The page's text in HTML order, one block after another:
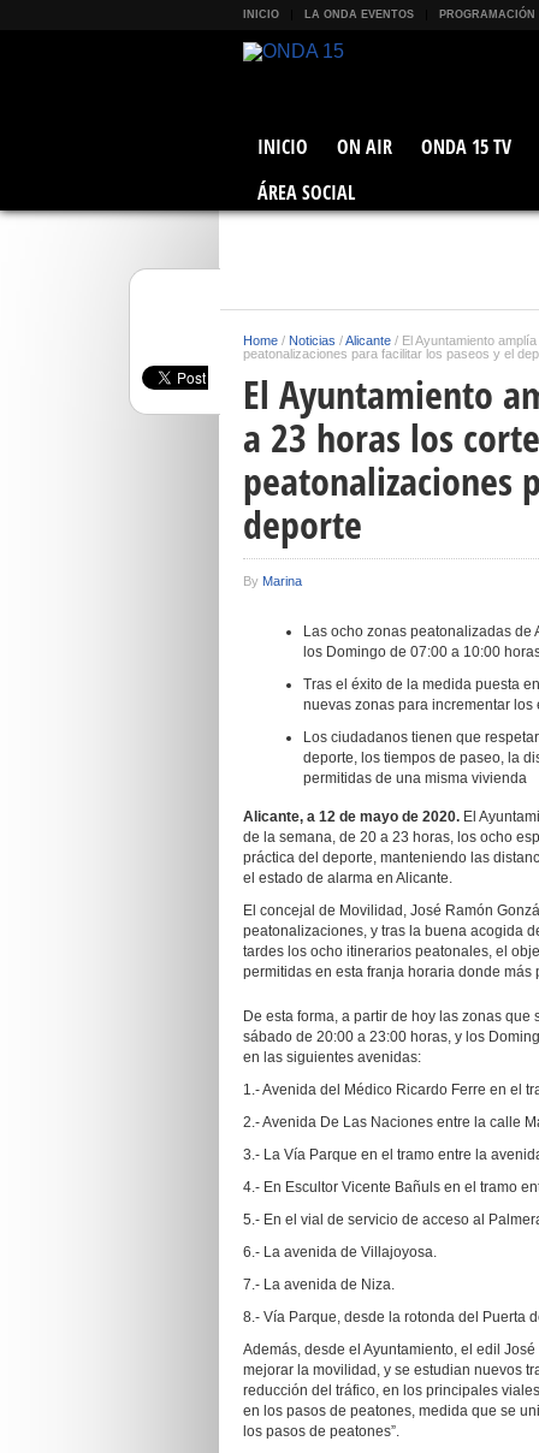
INICIO LA ONDA EVENTOS PROGRAMACIÓN
INICIO ON AIR
ONDA 15 TV
ÁREA SOCIAL
Home / Noticias /Alicante / El Ayuntamiento
peatonalizaciones para facilitar los paseos y el
El Ayuntamiento
a 23 horas los
peatonalizaciones
deporte
By Marina
Las ocho zonas peatonalizadas
los Domingo de 07:00 a 10:00
Tras el éxito de la medida puesta
nuevas zonas para incrementar
Los ciudadanos tienen que
deporte, los tiempos de paseo, la
permitidas de una misma vivienda
Alicante, a 12 de mayo de 2020. El
de la semana, de 20 a 23 horas, los ocho
práctica del deporte, manteniendo las
el estado de alarma en Alicante.
El concejal de Movilidad, José Ramón
peatonalizaciones, y tras la buena acogida
tardes los ocho itinerarios peatonales, el
permitidas en esta franja horaria donde más
De esta forma, a partir de hoy las zonas
sábado de 20:00 a 23:00 horas, y los
en las siguientes avenidas:
1.- Avenida del Médico Ricardo Ferre en el
2.- Avenida De Las Naciones entre la calle
3.- La Vía Parque en el tramo entre la
4.- En Escultor Vicente Bañuls en el tramo
5.- En el vial de servicio de acceso al
6.- La avenida de Villajoyosa.
7.- La avenida de Niza.
8.- Vía Parque, desde la rotonda del Puerta
Además, desde el Ayuntamiento, el edil
mejorar la movilidad, y se estudian nuevos
reducción del tráfico, en los principales
en los pasos de peatones, medida que se
los pasos de peatones”.